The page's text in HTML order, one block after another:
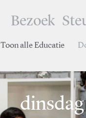
Bezoek
Toon alle Educatie